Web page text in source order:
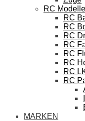
RC Modelle
RC
RC
RC
RC
RC
RC
RC
RC
MARKEN